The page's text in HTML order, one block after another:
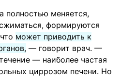
полностью меняется,
формируются
может приводить к
— говорит врач. —
— наиболее частая
циррозом печени. Но